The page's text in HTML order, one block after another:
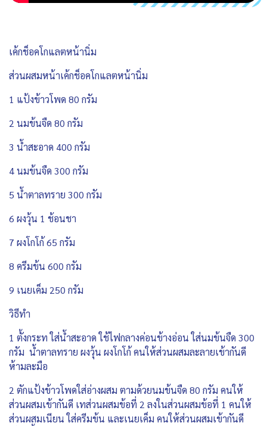
เค้กช็อคโกแลตหน้านิ่ม
ส่วนผสมหน้าเค้กช็อคโกแลตหน้านิ่ม
1 แป้งข้าวโพด 80 กรัม
2 นมข้นจืด 80 กรัม
3 น้ำสะอาด 400 กรัม
4 นมข้นจืด 300 กรัม
5 น้ำตาลทราย 300 กรัม
6 ผงวุ้น 1 ช้อนชา
7 ผงโกโก้ 65 กรัม
8 ครีมข้น 600 กรัม
9 เนยเค็ม 250 กรัม
วิธีทำ
1 ตั้งกระท ใส่น้ำสะอาด ใช้ไฟกลางค่อนข้างอ่อน ใส่นมข้นจืด 300
กรัม น้ำตาลทราย ผงวุ้น ผงโกโก้ คนให้ส่วนผสมละลายเข้ากันดี
ห้ามละมือ
2 ตักแป้งข้าวโพดใส่อ่างผสม ตามด้วยนมข้นจืด 80 กรัม คนให้
ส่วนผสมเข้ากันดี เทส่วนผสมข้อที่ 2 ลงในส่วนผสมข้อที่ 1 คนให้
ส่วนผสมเนียน ใส่ครีมข้น และเนยเค็ม คนให้ส่วนผสมเข้ากันดี